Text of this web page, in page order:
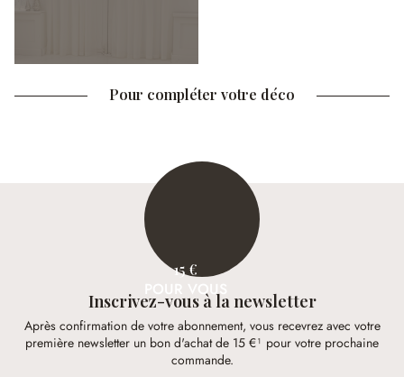
Pour compléter votre déco
15 €
POUR VOUS
Inscrivez-vous à la newsletter
Après confirmation de votre abonnement, vous recevrez avec votre
première newsletter un bon d'achat de 15 €¹ pour votre prochaine
commande.